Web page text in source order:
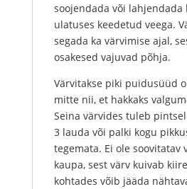
soojendada või lahjendada
ulatuses keedetud veega.
segada ka värvimise ajal,
osakesed vajuvad põhja.
Värvitakse piki puidusüüd
mitte nii, et hakkaks
Seina värvides tuleb
3 lauda või palki kogu
tegemata. Ei ole soovitatav
kaupa, sest värv kuivab
kohtades võib jääda